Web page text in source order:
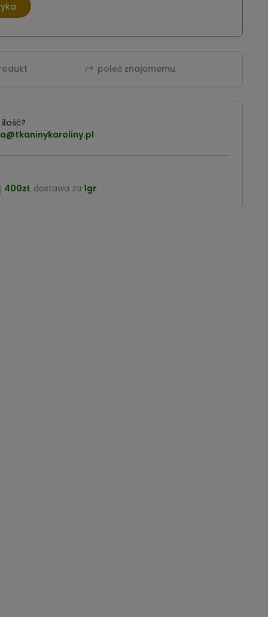
poleć znajomemu
400zł, dostawa za 1gr.